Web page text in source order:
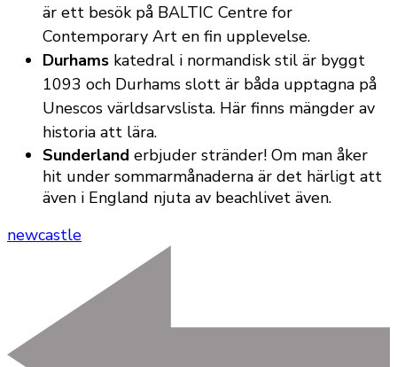
är ett besök på BALTIC Centre for
Contemporary Art en fin upplevelse.
Durhams katedral i normandisk stil är byggt
1093 och Durhams slott är båda upptagna på
Unescos världsarvslista. Här finns mängder av
historia att lära.
Sunderland erbjuder stränder! Om man åker
hit under sommarmånaderna är det härligt att
även i England njuta av beachlivet även.
newcastle